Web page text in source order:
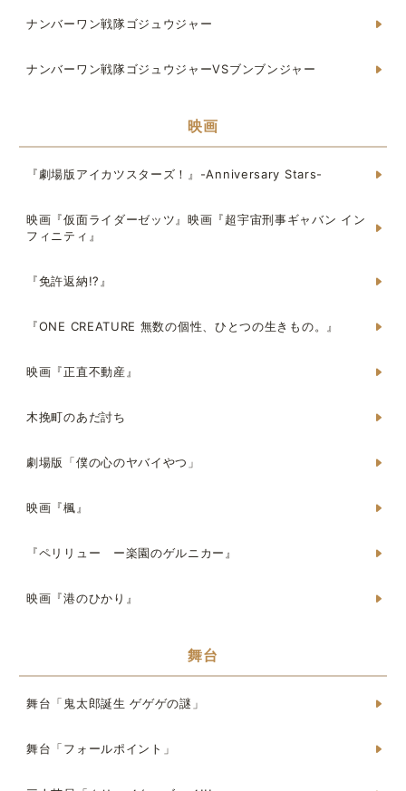
ナンバーワン戦隊ゴジュウジャー
ナンバーワン戦隊ゴジュウジャーVSブンブンジャー
映画
『劇場版アイカツスターズ！』-Anniversary Stars-
映画『仮面ライダーゼッツ』映画『超宇宙刑事ギャバン イン
フィニティ』
『免許返納!?』
『ONE CREATURE 無数の個性、ひとつの生きもの。』
映画『正直不動産』
木挽町のあだ討ち
劇場版「僕の心のヤバイやつ」
映画『楓』
『ペリリュー ー楽園のゲルニカー』
映画『港のひかり』
舞台
舞台「鬼太郎誕生 ゲゲゲの謎」
舞台「フォールポイント」